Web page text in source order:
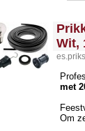
<!-- MakeFullWidth0 --><!-- MakeFullWidth1 --><!-- MakeFullWidth2 --><!--
Wit,
met
Om